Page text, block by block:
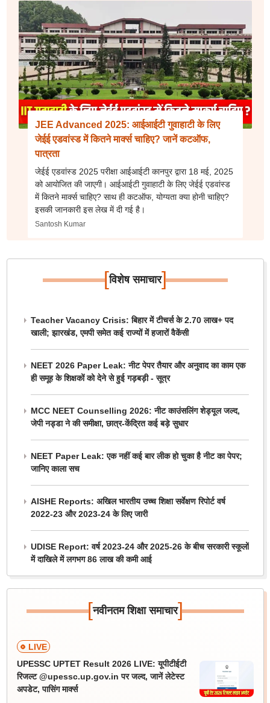
JEE Advanced 2025: आईआईटी गुवाहाटी के लिए
जेईई एडवांस्ड में कितने मार्क्स चाहिए? जानें कटऑफ,
पात्रता
जेईई एडवांस्ड 2025 परीक्षा आईआईटी कानपुर द्वारा 18 मई, 2025
को आयोजित की जाएगी। आईआईटी गुवाहाटी के लिए जेईई एडवांस्ड
में कितने मार्क्स चाहिए? साथ ही कटऑफ, योग्यता क्या होनी चाहिए?
इसकी जानकारी इस लेख में दी गई है।
Santosh Kumar
[विशेष समाचार]
Teacher Vacancy Crisis: बिहार में टीचर्स के 2.70 लाख+ पद
खाली; झारखंड, एमपी समेत कई राज्यों में हजारों वैकेंसी
NEET 2026 Paper Leak: नीट पेपर तैयार और अनुवाद का काम एक
ही समूह के शिक्षकों को देने से हुई गड़बड़ी - सूत्र
MCC NEET Counselling 2026: नीट काउंसलिंग शेड्यूल जल्द,
जेपी नड्डा ने की समीक्षा, छात्र-केंद्रित कई बड़े सुधार
NEET Paper Leak: एक नहीं कई बार लीक हो चुका है नीट का पेपर;
जानिए काला सच
AISHE Reports: अखिल भारतीय उच्च शिक्षा सर्वेक्षण रिपोर्ट वर्ष
2022-23 और 2023-24 के लिए जारी
UDISE Report: वर्ष 2023-24 और 2025-26 के बीच सरकारी स्कूलों
में दाखिले में लगभग 86 लाख की कमी आई
[नवीनतम शिक्षा समाचार]
LIVE
UPESSC UPTET Result 2026 LIVE: यूपीटीईटी
रिजल्ट @upessc.up.gov.in पर जल्द, जानें लेटेस्ट
अपडेट, पासिंग मार्क्स